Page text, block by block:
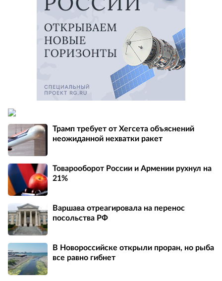
Трамп требует от Хегсета объяснений
неожиданной нехватки ракет
Товарооборот России и Армении рухнул на
21%
Варшава отреагировала на перенос
посольства РФ
В Новороссийске открыли проран, но рыба
все равно гибнет